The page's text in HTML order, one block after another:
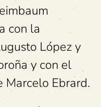
con la
López y
y con el
Marcelo Ebrard.